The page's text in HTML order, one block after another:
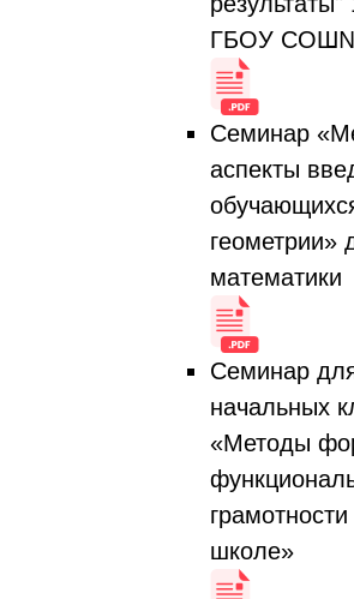
ГБОУ
Семинар
аспекты
геометрии»
математики
Семинар
начальных
«Методы
школе»